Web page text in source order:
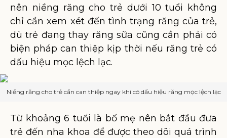
nên niềng răng cho trẻ dưới 10 tuổi không
chỉ cần xem xét đến tình trạng răng của trẻ,
dù trẻ đang thay răng sữa cũng cần phải có
biện pháp can thiệp kịp thời nếu răng trẻ có
dấu hiệu mọc lệch lạc.
Niềng răng cho trẻ cần can thiệp ngay khi có dấu hiệu răng mọc lệch lạc
Từ khoảng 6 tuổi là bố mẹ nên bắt đầu đưa
trẻ đến nha khoa để được theo dõi quá trình